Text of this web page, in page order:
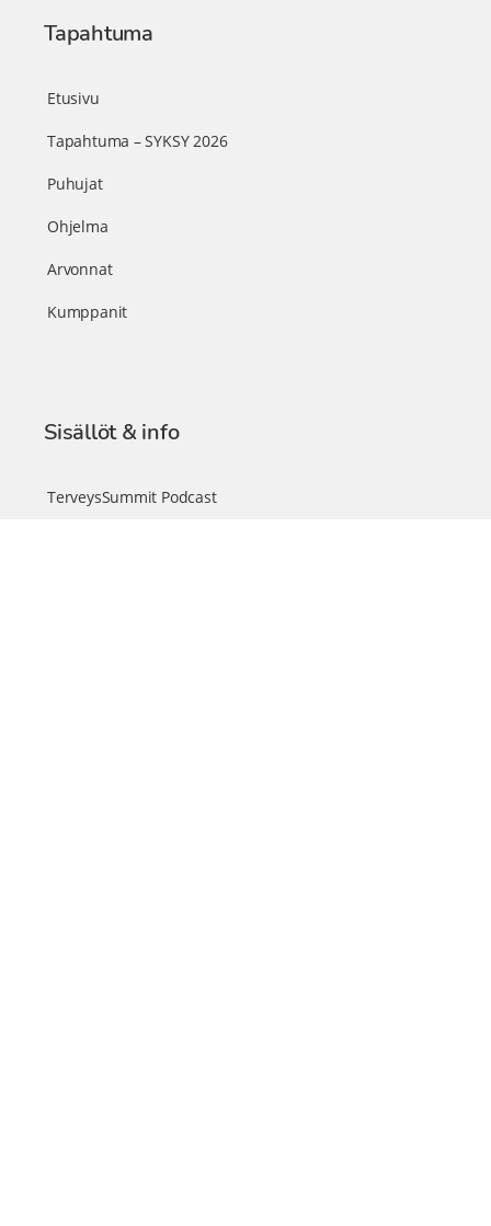
Tapahtuma
Etusivu
Tapahtuma – SYKSY 2026
Puhujat
Ohjelma
Arvonnat
Kumppanit
Sisällöt & info
TerveysSummit Podcast